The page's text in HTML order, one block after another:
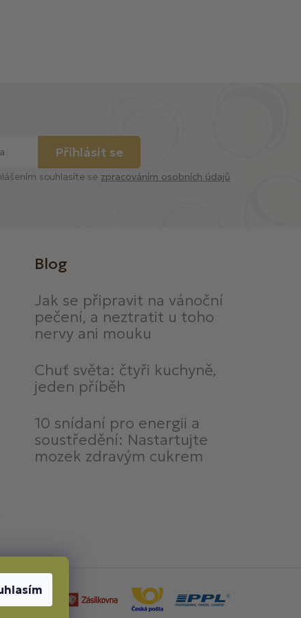
Přihlásit se
souhlasíte se zpracováním osobních údajů
Blog
Jak se připravit na vánoční
pečení, a neztratit u toho
nervy ani mouku
Chuť světa: čtyři kuchyně,
jeden příběh
10 snídaní pro energii a
soustředění: Nastartujte
mozek zdravým cukrem